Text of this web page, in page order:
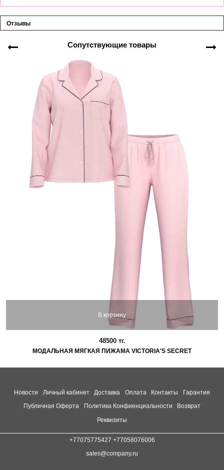
Отзывы
Сопутствующие товары
В корзину
48500 тг.
МОДАЛЬНАЯ МЯГКАЯ ПИЖАМА VICTORIA'S SECRET
Новости Личный кабинет Доставка Оплата Контакты
Гарантия
Публичная Оферта
Политика Конфиенциальности
Возврат
Реквизиты
+77075775427 +77058076006
sales@company.ru